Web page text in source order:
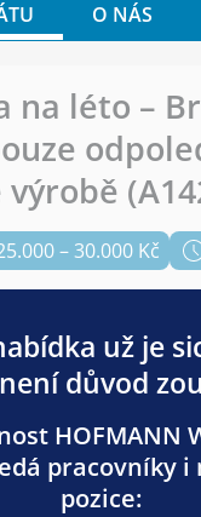
O NÁS
na léto –
– 30.000 Kč
už je
důvod
HOFMANN
pracovníky i
pozice: